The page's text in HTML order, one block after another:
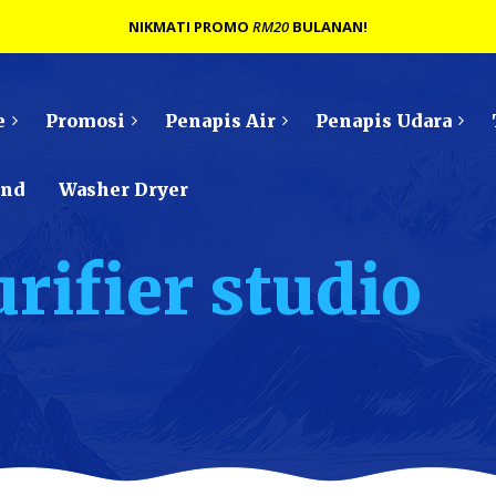
Promosi Penapis Air Penapis Udara
Washer Dryer
studio
NIKMATI PROMO RM20 BULANAN!